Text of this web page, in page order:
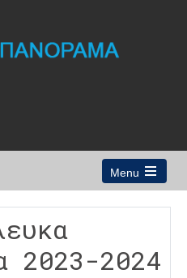
Menu
Open
main
2023-2024